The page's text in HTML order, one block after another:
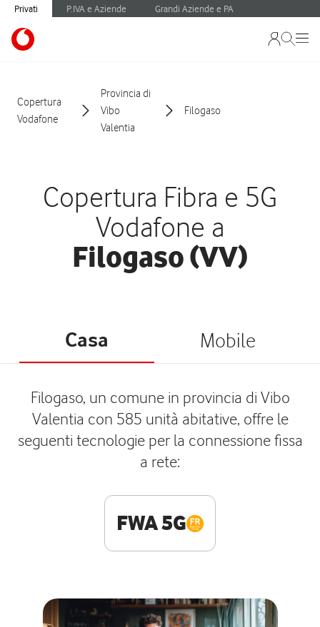
Privati P.IVA e Aziende Grandi Aziende e PA
Copertura
Vodafone
Provincia di
Vibo
Valentia
Filogaso
Copertura Fibra e 5G
Vodafone a
Filogaso (VV)
Casa Mobile
Filogaso, un comune in provincia di Vibo
Valentia con 585 unità abitative, offre le
seguenti tecnologie per la connessione fissa
a rete:
FWA 5G